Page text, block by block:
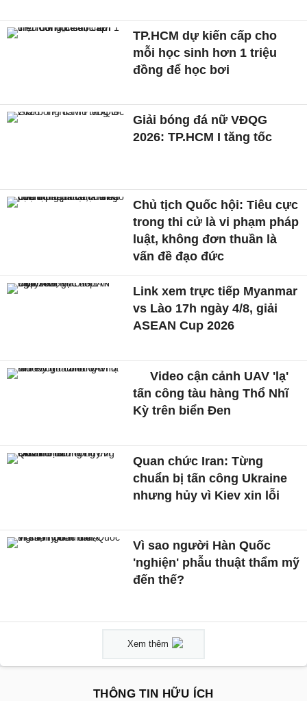
TP.HCM dự kiến cấp cho
mỗi học sinh hơn 1 triệu
đồng để học bơi
Giải bóng đá nữ VĐQG
2026: TP.HCM I tăng tốc
Chủ tịch Quốc hội: Tiêu cực
trong thi cử là vi phạm pháp
luật, không đơn thuần là
vấn đề đạo đức
Link xem trực tiếp Myanmar
vs Lào 17h ngày 4/8, giải
ASEAN Cup 2026
Video cận cảnh UAV 'lạ'
tấn công tàu hàng Thổ Nhĩ
Kỳ trên biển Đen
Quan chức Iran: Từng
chuẩn bị tấn công Ukraine
nhưng hủy vì Kiev xin lỗi
Vì sao người Hàn Quốc
'nghiện' phẫu thuật thẩm mỹ
đến thế?
Xem thêm
THÔNG TIN HỮU ÍCH